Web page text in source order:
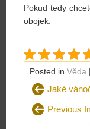
Pokud tedy
obojek.
Posted in Věda |
Jaké
Previous